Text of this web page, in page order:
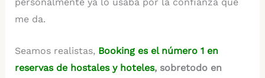
me da.
Seamos realistas, Booking es el número 1 en
reservas de hostales y hoteles, sobretodo en